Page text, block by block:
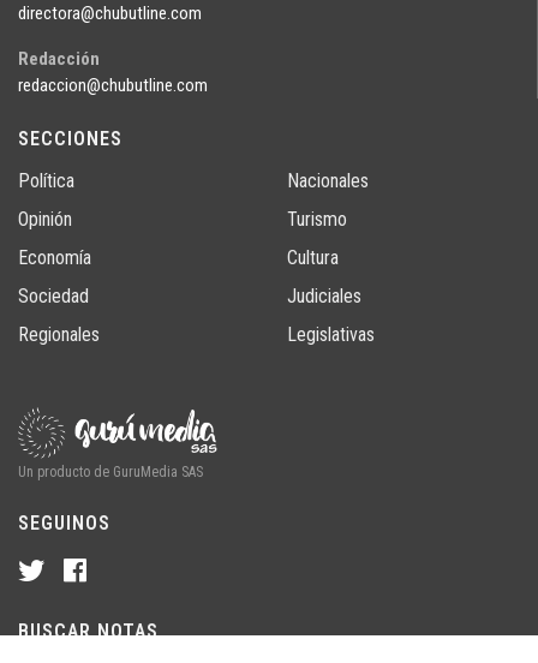
directora@chubutline.com
Redacción
redaccion@chubutline.com
SECCIONES
Política
Opinión
Economía
Sociedad
Regionales
Nacionales
Turismo
Cultura
Judiciales
Legislativas
Un producto de GuruMedia SAS
SEGUINOS
BUSCAR NOTAS